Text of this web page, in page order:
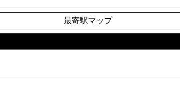
最寄駅マップ